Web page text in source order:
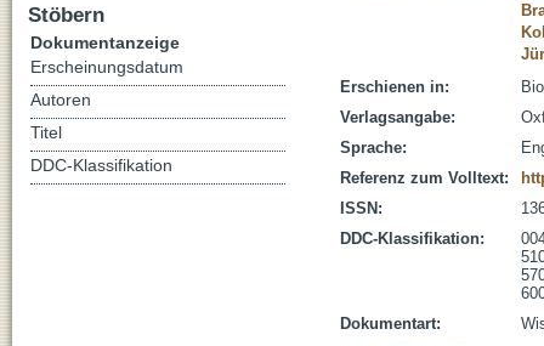
Erschienen in:
Verlagsangabe:
Sprache:
Referenz zum Volltext:
ISSN:
DDC-Klassifikation:
Dokumentart:
Stöbern
Dokumentanzeige
Erscheinungsdatum
Autoren
Titel
DDC-Klassifikation